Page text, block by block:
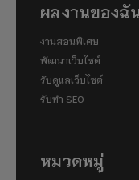
ผลงานของฉั
งานสอนพิเศษ
พัฒนาเว็บไซต์
รับดูแลเว็บไซต์
รับทำ SEO
หมวดหมู่